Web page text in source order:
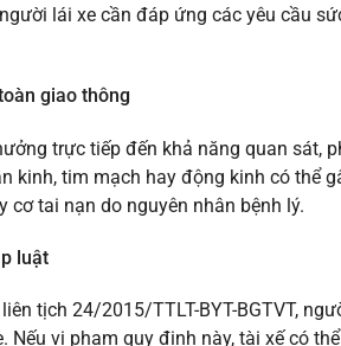
lái xe cần đáp ứng các yêu cầu
giao thông
trực tiếp đến khả năng quan sát,
kinh, tim mạch hay động kinh có thể
cơ tai nạn do nguyên nhân bệnh lý.
luật
tịch 24/2015/TTLT-BYT-BGTVT,
Nếu vi phạm quy định này, tài xế có